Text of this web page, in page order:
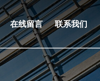
在线留言 联系我们